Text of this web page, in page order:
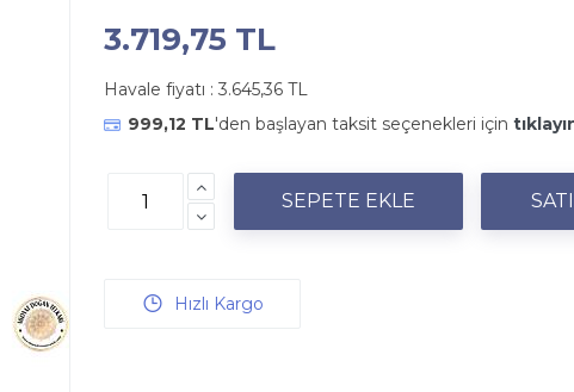
3.719,75 TL
Havale fiyatı : 3.645,36 TL
999,12 TL'den başlayan taksit seçenekleri için